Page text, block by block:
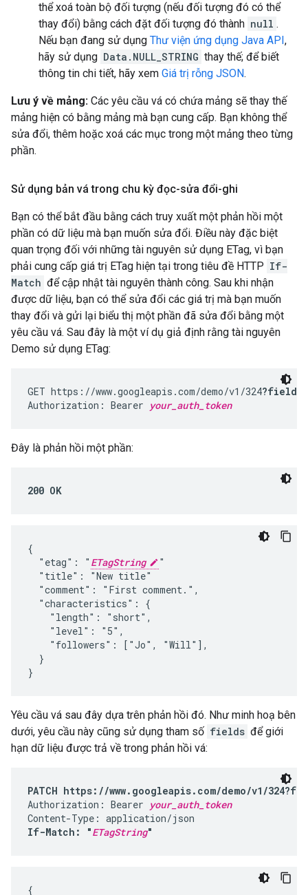
thể xoá toàn bộ đối tượng (nếu đối tượng đó có thể
thay đổi) bằng cách đặt đối tượng đó thành null .
Nếu bạn đang sử dụng Thư viện ứng dụng Java API,
hãy sử dụng Data.NULL_STRING thay thế; để biết
thông tin chi tiết, hãy xem Giá trị rỗng JSON.
Lưu ý về mảng: Các yêu cầu vá có chứa mảng sẽ thay thế
mảng hiện có bằng mảng mà bạn cung cấp. Bạn không thể
sửa đổi, thêm hoặc xoá các mục trong một mảng theo từng
phần.
Sử dụng bản vá trong chu kỳ đọc-sửa đổi-ghi
Bạn có thể bắt đầu bằng cách truy xuất một phản hồi một
phần có dữ liệu mà bạn muốn sửa đổi. Điều này đặc biệt
quan trọng đối với những tài nguyên sử dụng ETag, vì bạn
phải cung cấp giá trị ETag hiện tại trong tiêu đề HTTP If-
Match để cập nhật tài nguyên thành công. Sau khi nhận
được dữ liệu, bạn có thể sửa đổi các giá trị mà bạn muốn
thay đổi và gửi lại biểu thị một phần đã sửa đổi bằng một
yêu cầu vá. Sau đây là một ví dụ giả định rằng tài nguyên
Demo sử dụng ETag:
GET https://www.googleapis.com/demo/v1/324
Authorization: Bearer your_auth_token
Đây là phản hồi một phần:
200 OK
{
  "etag": "
ETagString
"
  "title": "New title"
  "comment": "First comment.",
  "characteristics": {
    "length": "short",
    "level": "5",
    "followers": ["Jo", "Will"],
  }
}
Yêu cầu vá sau đây dựa trên phản hồi đó. Như minh hoạ bên
dưới, yêu cầu này cũng sử dụng tham số fields để giới
hạn dữ liệu được trả về trong phản hồi vá:
PATCH https://www.googleapis.com/demo/v1/
Authorization: Bearer your_auth_token
If-Match: "ETagString"
{